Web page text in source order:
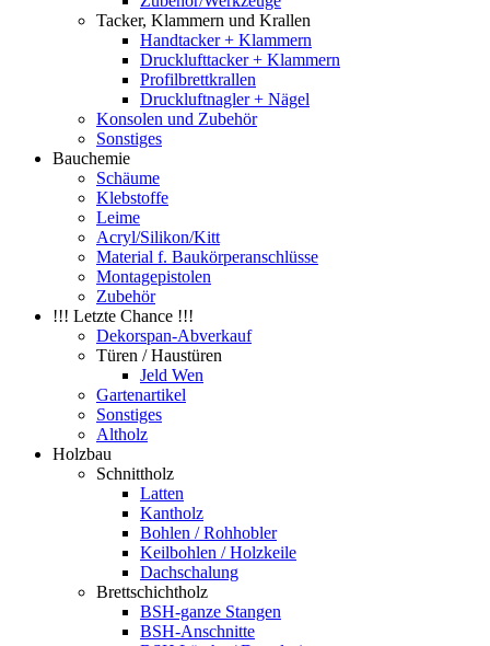
Tacker, Klammern und Krallen
Handtacker + Klammern
Drucklufttacker + Klammern
Profilbrettkrallen
Druckluftnagler + Nägel
Konsolen und Zubehör
Sonstiges
Bauchemie
Schäume
Klebstoffe
Leime
Acryl/Silikon/Kitt
Material f. Baukörperanschlüsse
Montagepistolen
Zubehör
!!! Letzte Chance !!!
Dekorspan-Abverkauf
Türen / Haustüren
Jeld Wen
Gartenartikel
Sonstiges
Altholz
Holzbau
Schnittholz
Latten
Kantholz
Bohlen / Rohhobler
Keilbohlen / Holzkeile
Dachschalung
Brettschichtholz
BSH-ganze Stangen
BSH-Anschnitte